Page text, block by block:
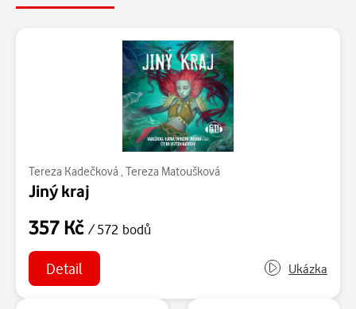
Tereza Kadečková , Tereza Matoušková
Jiný kraj
357 Kč / 572 bodů
Detail Ukázka